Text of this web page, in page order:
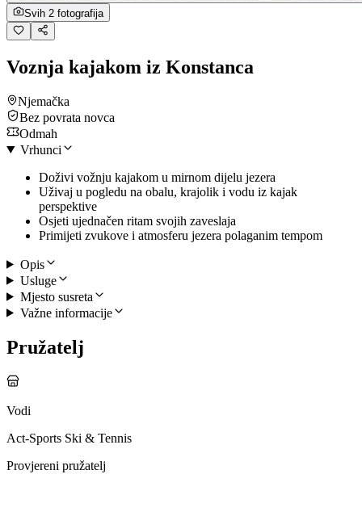
Svih 2 fotografija
Voznja kajakom iz Konstanca
Njemačka
Bez povrata novca
Odmah
Vrhunci
Doživi vožnju kajakom u mirnom dijelu jezera
Uživaj u pogledu na obalu, krajolik i vodu iz kajak
perspektive
Osjeti ujednačen ritam svojih zaveslaja
Primijeti zvukove i atmosferu jezera polaganim tempom
Opis
Usluge
Mjesto susreta
Važne informacije
Pružatelj
Vodi
Act-Sports Ski & Tennis
Provjereni pružatelj